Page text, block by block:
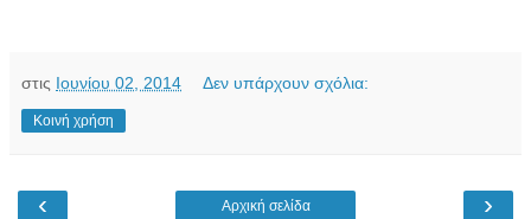
στις Ιουνίου 02, 2014 Δεν υπάρχουν σχόλια:
Κοινή χρήση
‹ ›
Αρχική σελίδα